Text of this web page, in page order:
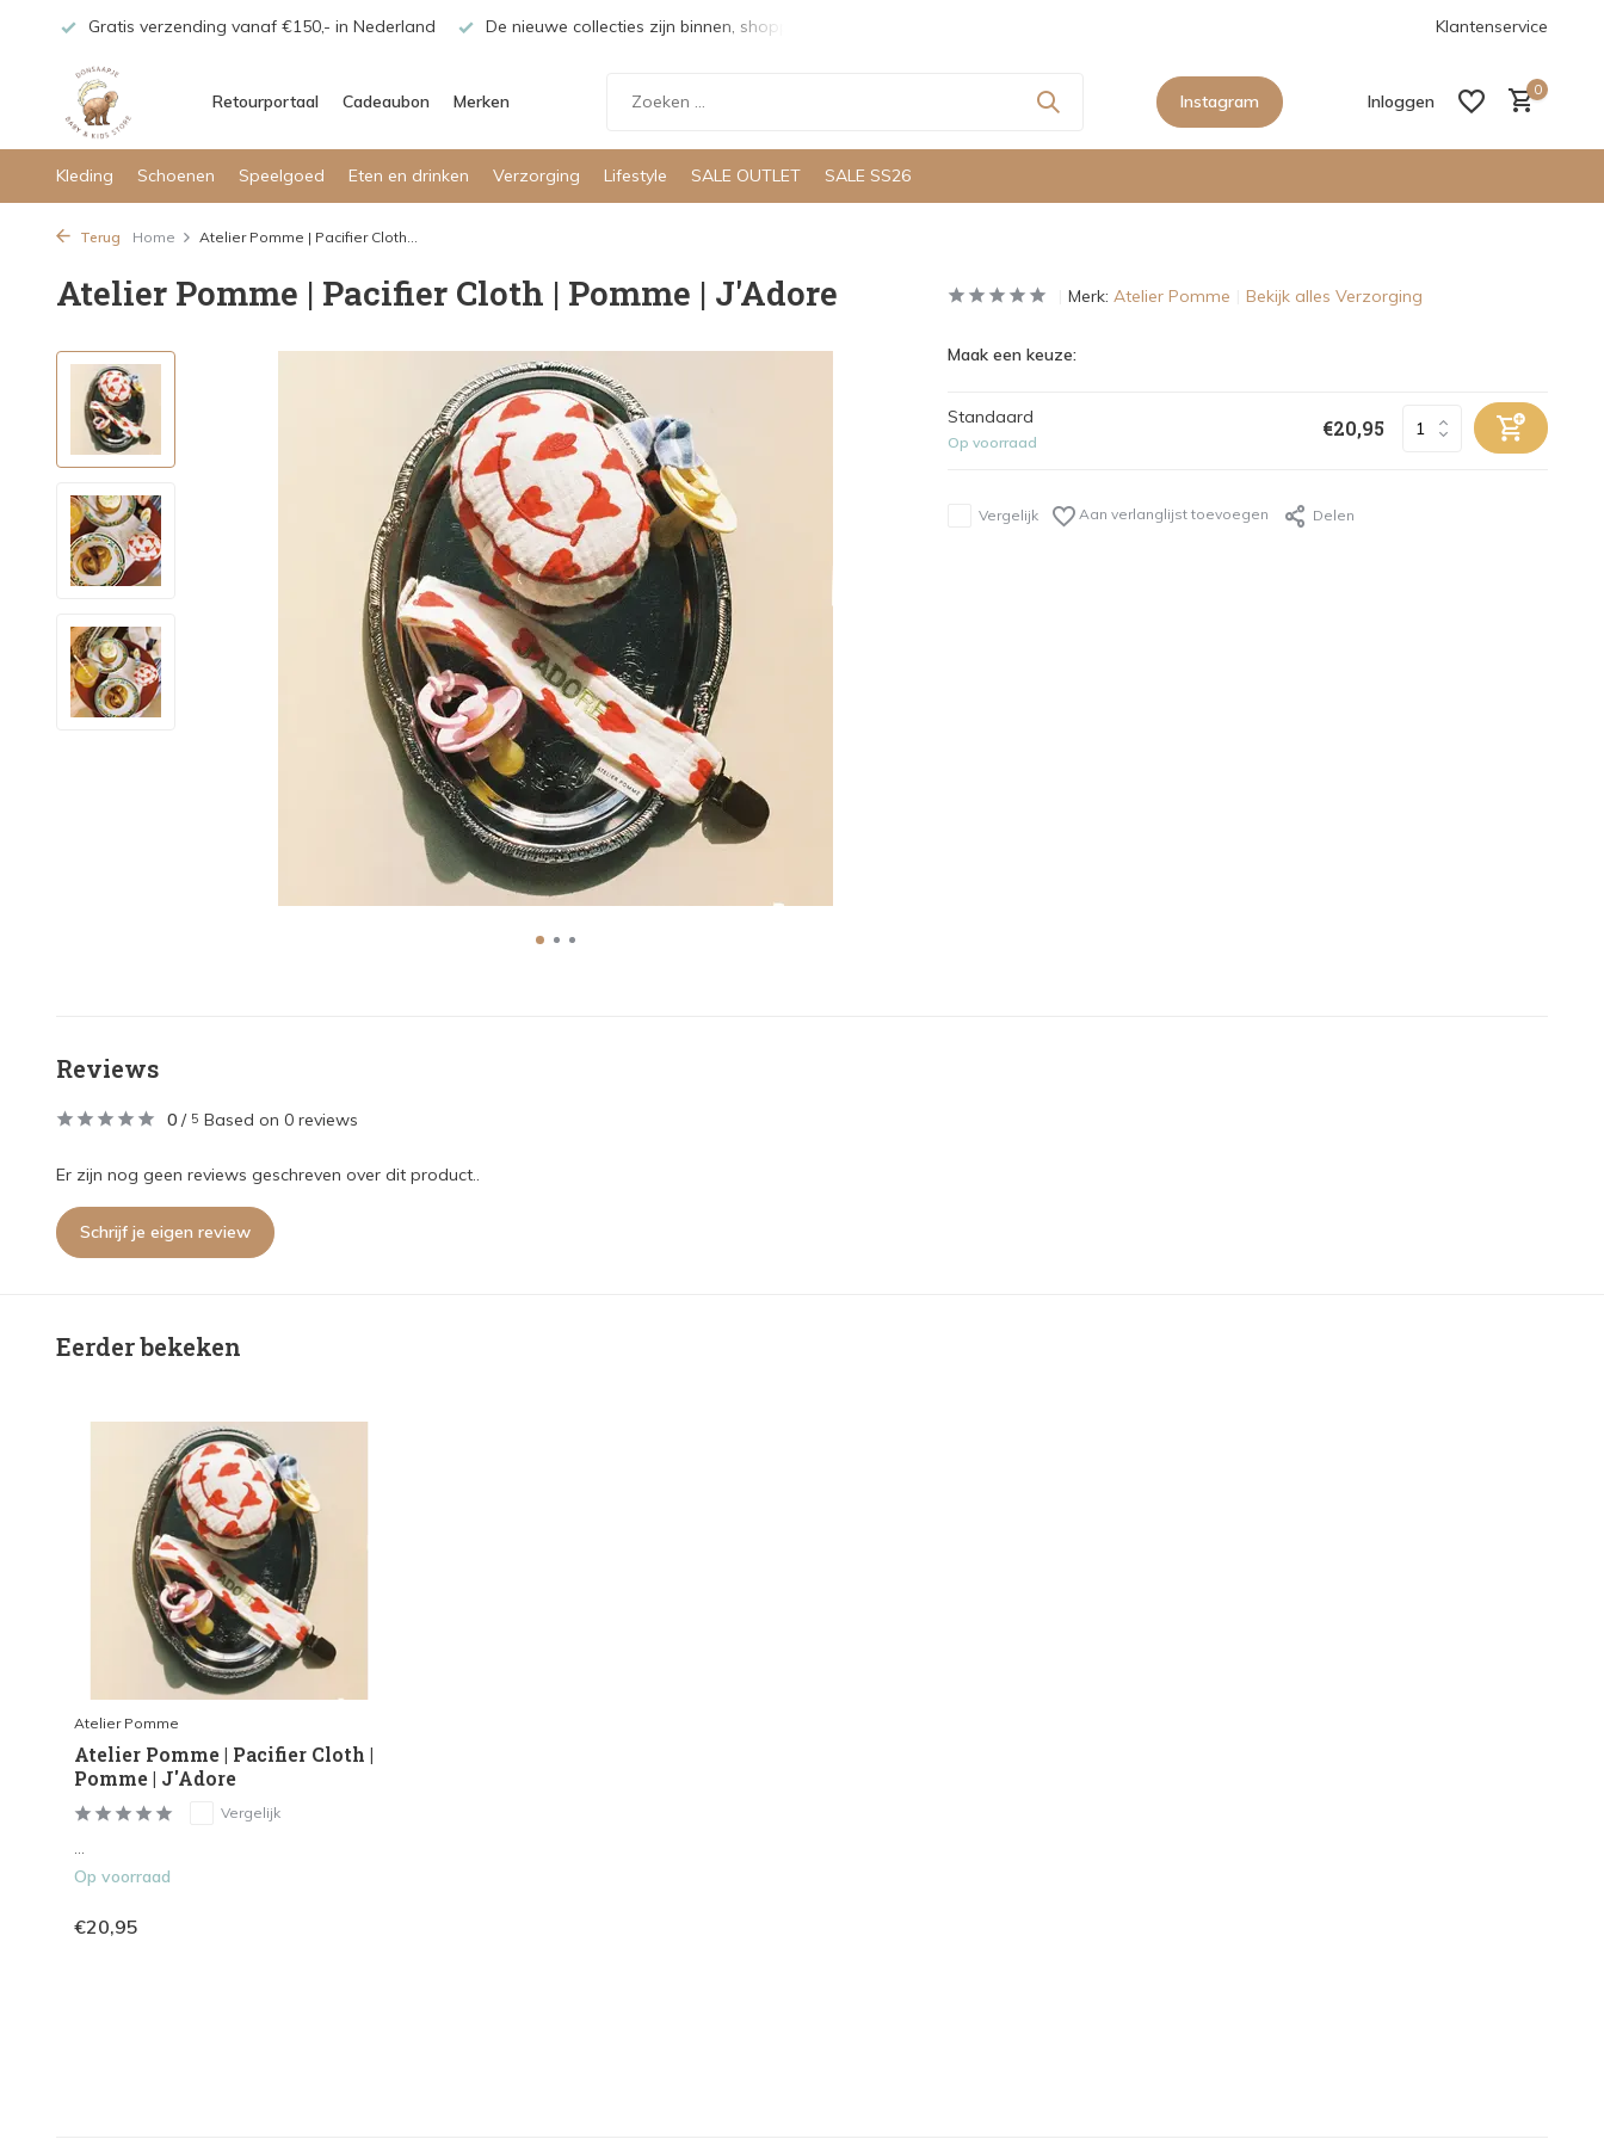
Gratis verzending vanaf €150,- in Nederland De nieuwe collecties zijn binnen, shoppen maar! De nieuwe collecties zijn binnen,
Klantenservice
Retourportaal Cadeaubon Merken Instagram Inloggen
Account aanmaken
0
Kleding Schoenen Speelgoed Eten en drinken Verzorging Lifestyle SALE OUTLET SALE SS26
Terug Home Atelier Pomme | Pacifier Cloth...
Atelier Pomme | Pacifier Cloth | Pomme | J'Adore Merk: Atelier Pomme Bekijk alles Verzorging
Maak een keuze:
Standaard
Op voorraad
€20,95
Vergelijk Aan verlanglijst toevoegen Delen
Reviews
0 / 5 Based on 0 reviews
Er zijn nog geen reviews geschreven over dit product..
Schrijf je eigen review
Eerder bekeken
Atelier Pomme
Atelier Pomme | Pacifier Cloth |
Pomme | J'Adore
Vergelijk
Op voorraad
€20,95